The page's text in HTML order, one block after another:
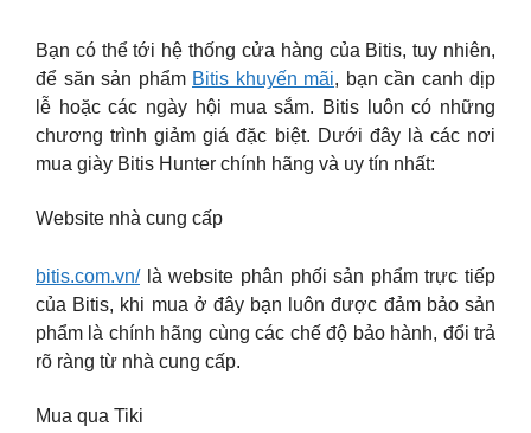
Bạn có thể tới hệ thống cửa hàng của Bitis, tuy nhiên,
để săn sản phẩm Bitis khuyến mãi, bạn cần canh dịp
lễ hoặc các ngày hội mua sắm. Bitis luôn có những
chương trình giảm giá đặc biệt. Dưới đây là các nơi
mua giày Bitis Hunter chính hãng và uy tín nhất:
Website nhà cung cấp
bitis.com.vn/là website phân phối sản phẩm trực tiếp
của Bitis, khi mua ở đây bạn luôn được đảm bảo sản
phẩm là chính hãng cùng các chế độ bảo hành, đổi trả
rõ ràng từ nhà cung cấp.
Mua qua Tiki